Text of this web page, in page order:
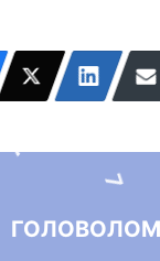
А
7